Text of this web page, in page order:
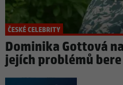
ČESKÉ CELEBRITY
Dominika Gottová
jejích problémů